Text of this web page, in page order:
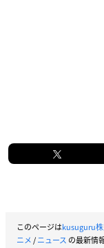
このページはkusuguru
ニメ/ニュース の最新情